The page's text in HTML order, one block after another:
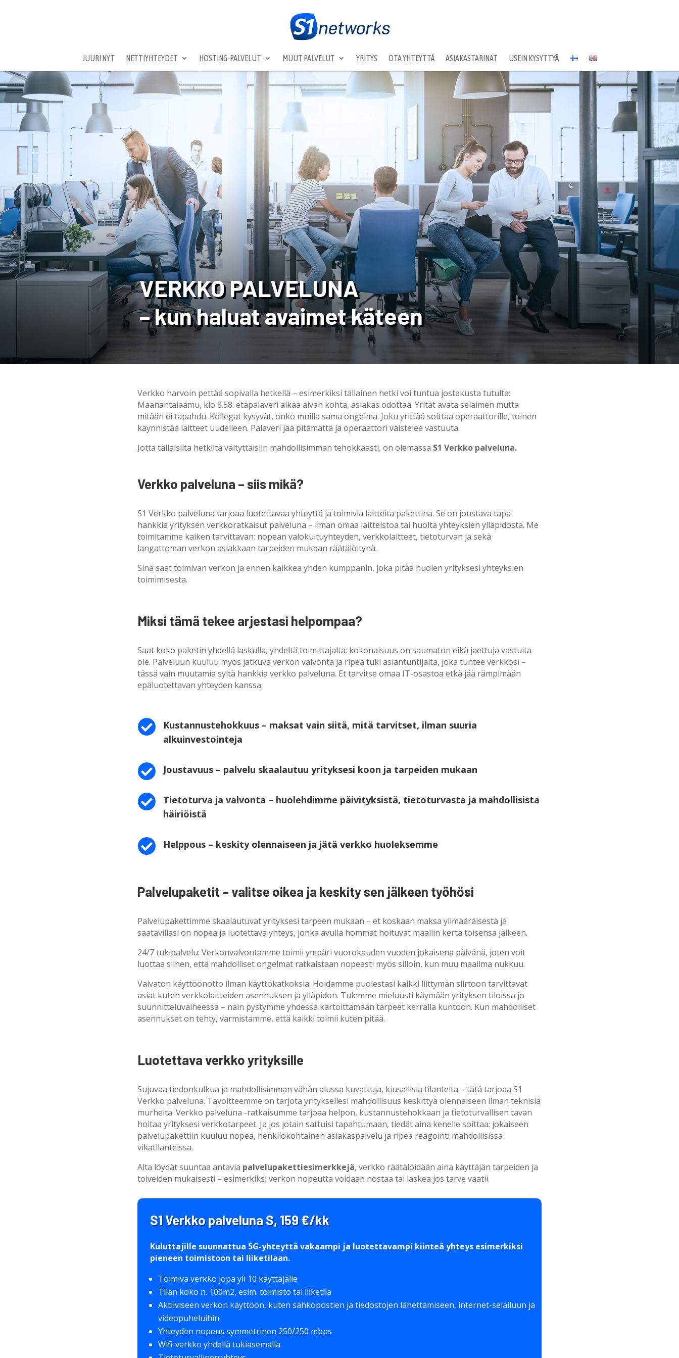
JUURI NYT NETTIYHTEYDET HOSTING-PALVELUT MUUT PALVELUT YRITYS OTA YHTEYTTÄ ASIAKASTARINAT USEIN KYSYTTYÄ
VERKKO PALVELUNA
– kun haluat avaimet käteen
Verkko harvoin pettää sopivalla hetkellä – esimerkiksi tällainen hetki voi tuntua jostakusta tutulta:
Maanantaiaamu, klo 8.58. etäpalaveri alkaa aivan kohta, asiakas odottaa. Yrität avata selaimen mutta
mitään ei tapahdu. Kollegat kysyvät, onko muilla sama ongelma. Joku yrittää soittaa operaattorille, toinen
käynnistää laitteet uudelleen. Palaveri jää pitämättä ja operaattori väistelee vastuuta.
Jotta tällaisilta hetkiltä vältyttäisiin mahdollisimman tehokkaasti, on olemassa S1 Verkko palveluna.
Verkko palveluna – siis mikä?
S1 Verkko palveluna tarjoaa luotettavaa yhteyttä ja toimivia laitteita pakettina. Se on joustava tapa
hankkia yrityksen verkkoratkaisut palveluna – ilman omaa laitteistoa tai huolta yhteyksien ylläpidosta. Me
toimitamme kaiken tarvittavan: nopean valokuituyhteyden, verkkolaitteet, tietoturvan ja sekä
langattoman verkon asiakkaan tarpeiden mukaan räätälöitynä.
Sinä saat toimivan verkon ja ennen kaikkea yhden kumppanin, joka pitää huolen yrityksesi yhteyksien
toimimisesta.
Miksi tämä tekee arjestasi helpompaa?
Saat koko paketin yhdellä laskulla, yhdeltä toimittajalta: kokonaisuus on saumaton eikä jaettuja vastuita
ole. Palveluun kuuluu myös jatkuva verkon valvonta ja ripeä tuki asiantuntijalta, joka tuntee verkkosi –
tässä vain muutamia syitä hankkia verkko palveluna. Et tarvitse omaa IT-osastoa etkä jää rämpimään
epäluotettavan yhteyden kanssa.

Kustannustehokkuus – maksat vain siitä, mitä tarvitset, ilman suuria
alkuinvestointeja
 Joustavuus – palvelu skaalautuu yrityksesi koon ja tarpeiden mukaan

Tietoturva ja valvonta – huolehdimme päivityksistä, tietoturvasta ja mahdollisista
häiriöistä
 Helppous – keskity olennaiseen ja jätä verkko huoleksemme
Palvelupaketit – valitse oikea ja keskity sen jälkeen työhösi
Palvelupakettimme skaalautuvat yrityksesi tarpeen mukaan – et koskaan maksa ylimääräisestä ja
saatavillasi on nopea ja luotettava yhteys, jonka avulla hommat hoituvat maaliin kerta toisensa jälkeen.
24/7 tukipalvelu: Verkonvalvontamme toimii ympäri vuorokauden vuoden jokaisena päivänä, joten voit
luottaa siihen, että mahdolliset ongelmat ratkaistaan nopeasti myös silloin, kun muu maailma nukkuu.
Vaivaton käyttöönotto ilman käyttökatkoksia: Hoidamme puolestasi kaikki liittymän siirtoon tarvittavat
asiat kuten verkkolaitteiden asennuksen ja ylläpidon. Tulemme mieluusti käymään yrityksen tiloissa jo
suunnitteluvaiheessa – näin pystymme yhdessä kartoittamaan tarpeet kerralla kuntoon. Kun mahdolliset
asennukset on tehty, varmistamme, että kaikki toimii kuten pitää.
Luotettava verkko yrityksille
Sujuvaa tiedonkulkua ja mahdollisimman vähän alussa kuvattuja, kiusallisia tilanteita – tätä tarjoaa S1
Verkko palveluna. Tavoitteemme on tarjota yrityksellesi mahdollisuus keskittyä olennaiseen ilman teknisiä
murheita. Verkko palveluna -ratkaisumme tarjoaa helpon, kustannustehokkaan ja tietoturvallisen tavan
hoitaa yrityksesi verkkotarpeet. Ja jos jotain sattuisi tapahtumaan, tiedät aina kenelle soittaa: jokaiseen
palvelupakettiin kuuluu nopea, henkilökohtainen asiakaspalvelu ja ripeä reagointi mahdollisissa
vikatilanteissa.
Alta löydät suuntaa antavia palvelupakettiesimerkkejä, verkko räätälöidään aina käyttäjän tarpeiden ja
toiveiden mukaisesti – esimerkiksi verkon nopeutta voidaan nostaa tai laskea jos tarve vaatii.
S1 Verkko palveluna S, 159 €/kk
Kuluttajille suunnattua 5G-yhteyttä vakaampi ja luotettavampi kiinteä yhteys esimerkiksi
pieneen toimistoon tai liiketilaan.
Toimiva verkko jopa yli 10 käyttäjälle
Tilan koko n. 100m2, esim. toimisto tai liiketila
Aktiiviseen verkon käyttöön, kuten sähköpostien ja tiedostojen lähettämiseen, internet-selailuun ja
videopuheluihin
Yhteyden nopeus symmetrinen 250/250 mbps
Wifi-verkko yhdellä tukiasemalla